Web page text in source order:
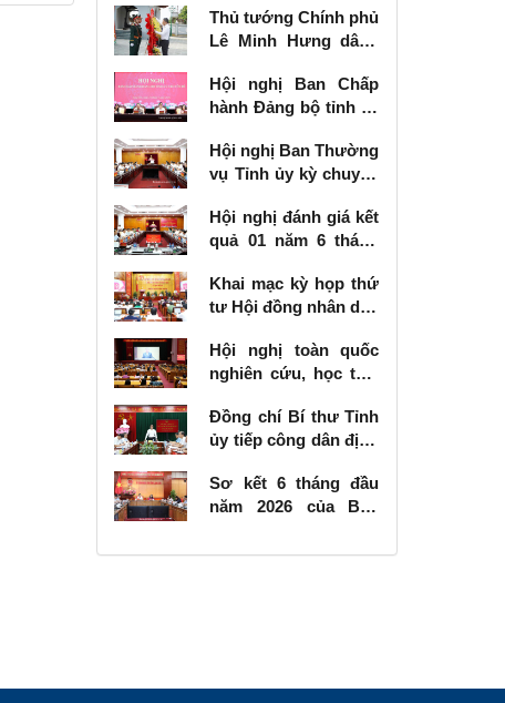
binh tại Lạng Sơn
Thủ tướng Chính phủ
Lê Minh Hưng dâng
các Anh hùng liệt sĩ
tại Lạng Sơn
Hội nghị Ban Chấp
hành Đảng bộ tỉnh kỳ
Hội nghị Ban Thường
vụ Tỉnh ủy kỳ chuyên
Hội nghị đánh giá kết
quả 01 năm 6 tháng
số 57-NQ/TW
Khai mạc kỳ họp thứ
tư Hội đồng nhân dân
kỳ 2026 - 2031
Hội nghị toàn quốc
nghiên cứu, học tập,
khai thực hiện Nghị
quyết số 10-NQ/TW
phát triển kinh tế có
vốn đầu tư nước
Đồng chí Bí thư Tỉnh
ủy tiếp công dân định
Sơ kết 6 tháng đầu
năm 2026 của Ban
các công trình, dự án